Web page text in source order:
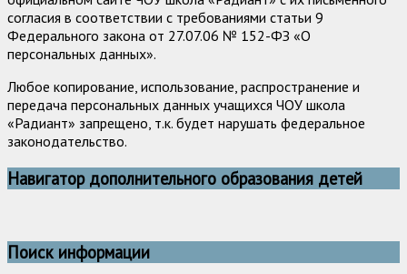
согласия в соответствии с требованиями статьи 9
Федерального закона от 27.07.06 № 152-ФЗ «О
персональных данных».
Любое копирование, использование, распространение и
передача персональных данных учащихся ЧОУ школа
«Радиант» запрещено, т.к. будет нарушать федеральное
законодательство.
Навигатор дополнительного образования детей
Поиск информации